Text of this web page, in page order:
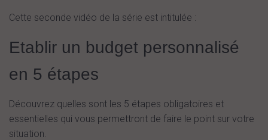
Cette seconde vidéo de la série est intitulée :
Etablir un budget personnalisé
en 5 étapes
Découvrez quelles sont les 5 étapes obligatoires et
essentielles qui vous permettront de faire le point sur votre
situation.